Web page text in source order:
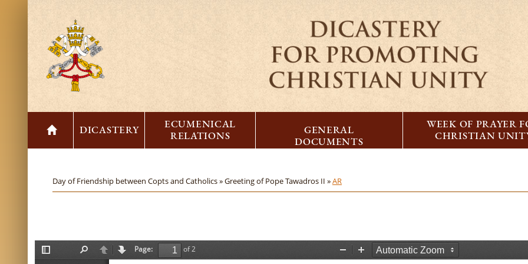
DICASTERY
ECUMENICAL
RELATIONS
GENERAL
DOCUMENTS
WEEK OF PRAYER
CHRISTIAN
Day of Friendship between Copts and Catholics »Greeting of Pope Tawadros II »AR
T
F
P
N
Page:
of 2
Z
Z